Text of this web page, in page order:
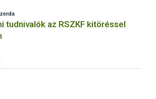
tudnivalók az RSZKF kitöréssel